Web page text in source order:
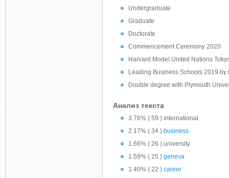
Undergraduate
Graduate
Doctorate
Commencement Ceremony 2020
Harvard Model United Nations
Leading Business Schools 2019 by
Double degree with Plymouth
Анализ текста
3.76% ( 59 ) international
2.17% ( 34 ) business
1.66% ( 26 ) university
1.59% ( 25 ) geneva
1.40% ( 22 ) career